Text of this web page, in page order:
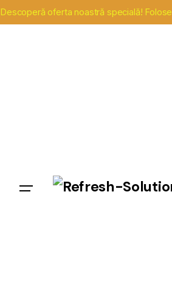
Descoperă oferta noastră specială!